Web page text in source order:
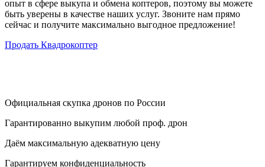
опыт в сфере выкупа и обмена коптеров, поэтому вы можете
быть уверены в качестве наших услуг. Звоните нам прямо
сейчас и получите максимально выгодное предложение!
Продать Квадрокоптер
Официальная скупка дронов по России
Гарантированно выкупим любой проф. дрон
Даём максимальную адекватную цену
Гарантируем конфиденциальность